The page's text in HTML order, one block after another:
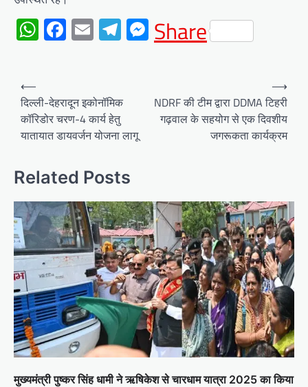
WhatsApp
Facebook
EmailTelegram
Messenger
Share
Post
navigation
⟵
दिल्ली-देहरादून इकोनॉमिक
कॉरिडोर चरण-4 कार्य हेतु
यातायात डायवर्जन योजना लागू
NDRF की टीम द्वारा DDMA टिहरी
गढ़वाल के सहयोग से एक दिवशीय
जगरूकता कार्यक्रम
⟶
Related Posts
मुख्यमंत्री पुष्कर सिंह धामी ने ऋषिकेश से चारधाम यात्रा 2025 का किया